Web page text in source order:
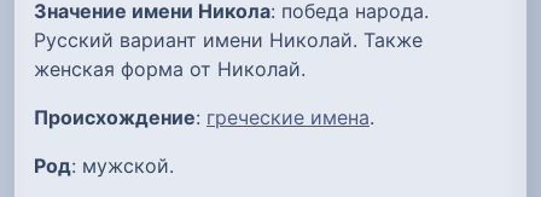
Значение имени Никола: победа народа.
Русский вариант имени Николай. Также
женская форма от Николай.
Происхождение: греческие имена.
Род: мужской.